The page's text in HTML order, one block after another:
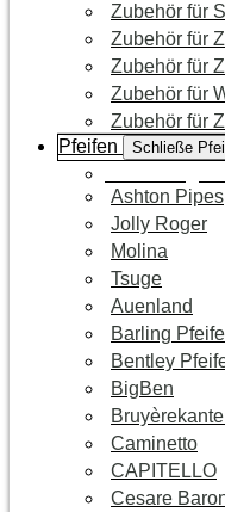
Zubehör für
Zubehör für
Zubehör für
Zubehör für
Zubehör für
Pfeifen
Schließe
Ashton Pipes
Jolly Roger
Molina
Tsuge
Auenland
Barling
Bentley
BigBen
Bruyèrekantel
Caminetto
CAPITELLO
Cesare